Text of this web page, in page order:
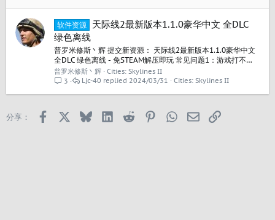
软件资源
天际线2最新版本1.1.0豪华中文 全DLC
绿色离线
普罗米修斯丶辉 提交新资源： 天际线2最新版本1.1.0豪华中文
全DLC 绿色离线 - 免STEAM解压即玩 常见问题1：游戏打不
开。 请务必将游戏保存路径 设置为全英文 不要有中文！ 常见
问题2：解压后，游戏运行文件丢失，无法启动问题。 请关闭防
普罗米修斯丶辉
Cities: Skylines II
3
Cities: Skylines II
2024/03/31
Ljc-40
分享： Facebook BlueskyLinkedIn
Reddit PinterestWhatsApp
邮箱 链接